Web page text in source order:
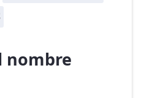
nombre